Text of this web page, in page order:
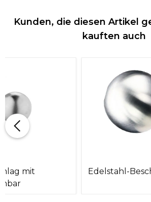
Kunden, die diesen Artikel
kauften auch
mit
Edelstahl-